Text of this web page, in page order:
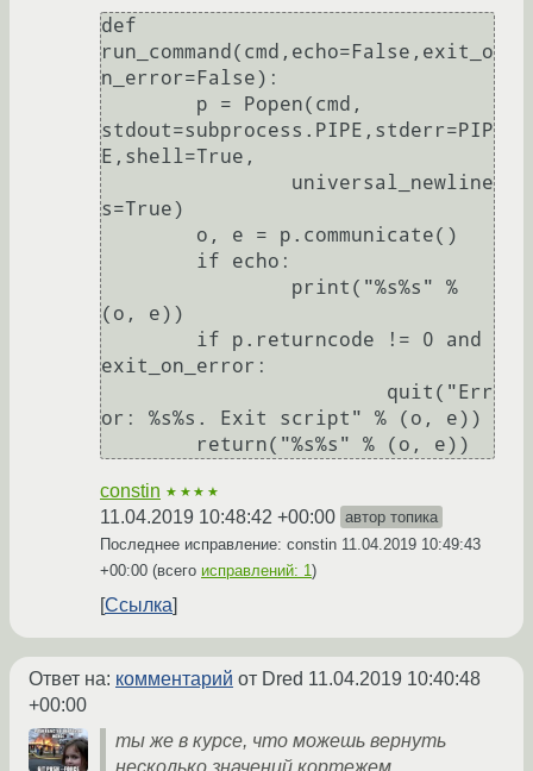
def
run_command(cmd,echo=False,exit_o
n_error=False):
stdout=subprocess.PIPE,stderr=PIP
E,shell=True,
s=True)
(o, e))
exit_on_error:
or: %s%s. Exit script" % (o, e))
constin ★★★★
11.04.2019 10:48:42 +00:00 автор топика
Последнее исправление: constin 11.04.2019 10:49:43
+00:00 (всего исправлений: 1)
Ссылка
Ответ на: комментарий от Dred 11.04.2019 10:40:48
+00:00
ты же в курсе, что можешь вернуть